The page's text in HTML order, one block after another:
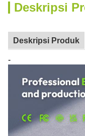
Deskripsi
Deskripsi Produk
-